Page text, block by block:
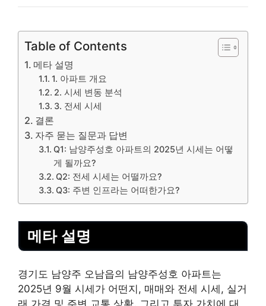
Table of Contents
메타 설명
1. 아파트 개요
2. 시세 변동 분석
3. 전세 시세
결론
자주 묻는 질문과 답변
Q1: 남양주성호 아파트의 2025년 시세는 어떻
게 될까요?
Q2: 전세 시세는 어떨까요?
Q3: 주변 인프라는 어떠한가요?
메타 설명
경기도 남양주 오남읍의 남양주성호 아파트는
2025년 9월 시세가 어떤지, 매매와 전세 시세, 실거
래 가격 및 주변 교통 상황, 그리고 투자 가치에 대